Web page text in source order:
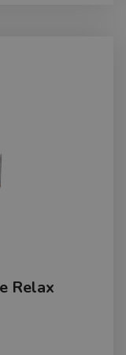
Relax